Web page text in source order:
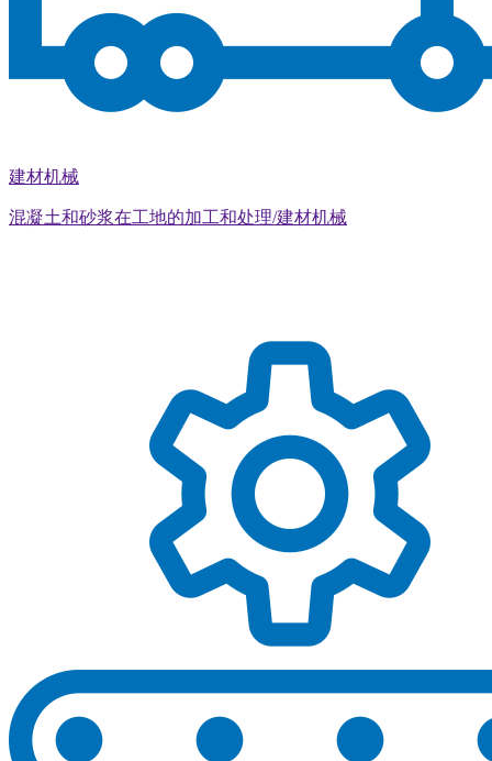
建材机械
混凝土和砂浆在工地的加工和处理/建材机械